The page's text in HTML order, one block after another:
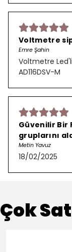
Voltmetre
Emre Şahin
Voltmetre
AD116DSV-M
Güvenilir Bir
gruplarını
Metin Yavuz
18/02/2025
Çok